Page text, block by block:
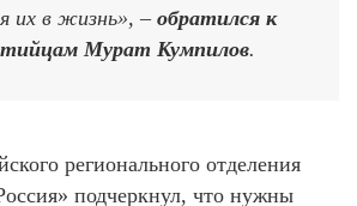
их в жизнь», – обратился к
Мурат Кумпилов.
регионального отделения
подчеркнул, что нужны